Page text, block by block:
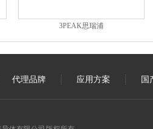
3PEAK思瑞浦
代理品牌 应用方案 国